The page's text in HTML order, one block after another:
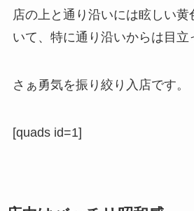
店の上と通り沿いには眩しい黄
いて、特に通り沿いからは目立
さぁ勇気を振り絞り入店です。
[quads id=1]